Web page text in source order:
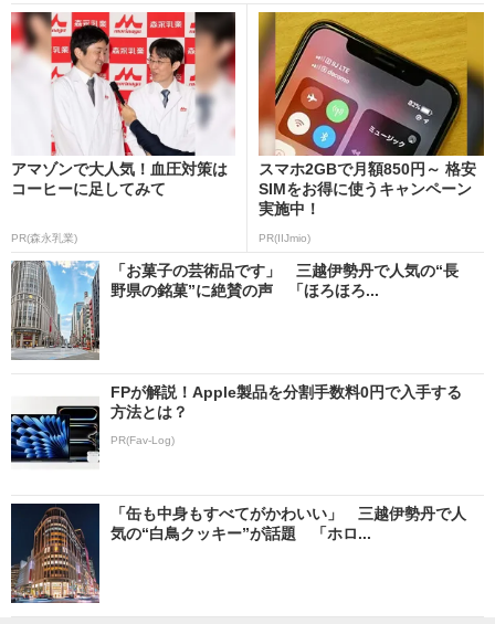
アマゾンで大人気！血圧対策は
コーヒーに足してみて
PR(森永乳業)
スマホ2GBで月額850円～ 格安
SIMをお得に使うキャンペーン
実施中！
PR(IIJmio)
「お菓子の芸術品です」 三越伊勢丹で人気の“長
野県の銘菓”に絶賛の声 「ほろほろ...
FPが解説！Apple製品を分割手数料0円で入手する
方法とは？
PR(Fav-Log)
「缶も中身もすべてがかわいい」 三越伊勢丹で人
気の“白鳥クッキー”が話題 「ホロ...